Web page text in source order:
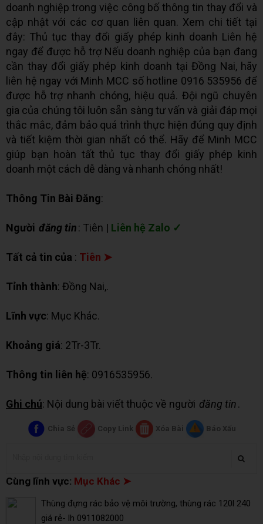
doanh nghiệp trong việc công bố thông tin thay đổi và
cập nhật với các cơ quan liên quan. Xem chi tiết tại
đây: Thủ tục thay đổi giấy phép kinh doanh Liên hệ
ngay để được hỗ trợ Nếu doanh nghiệp của bạn đang
cần thay đổi giấy phép kinh doanh tại Đồng Nai, hãy
liên hệ ngay với Minh MCC số hotline 0916 535956 để
được hỗ trợ nhanh chóng, hiệu quả. Đội ngũ chuyên
gia của chúng tôi luôn sẵn sàng tư vấn và giải đáp mọi
thắc mắc, đảm bảo quá trình thực hiện đúng quy định
và tiết kiệm thời gian nhất có thể. Hãy để Minh MCC
giúp bạn hoàn tất thủ tục thay đổi giấy phép kinh
doanh một cách dễ dàng và nhanh chóng nhất!
Thông Tin Bài Đăng:
Người đăng tin: Tiên | Liên hệ Zalo ✓
Tất cả tin của : Tiên ➤
Tỉnh thành: Đồng Nai,.
Lĩnh vực: Mục Khác.
Khoảng giá: 2Tr-3Tr.
Thông tin liên hệ: 0916535956.
Ghi chú: Nội dung bài viết thuộc về người đăng tin.
Chia Sẻ Copy Link Xóa Bài Báo Xấu
Cùng lĩnh vực: Mục Khác ➤
Thùng đựng rác bảo vệ môi trường, thùng rác 120l 240
giá rẻ- lh 0911082000